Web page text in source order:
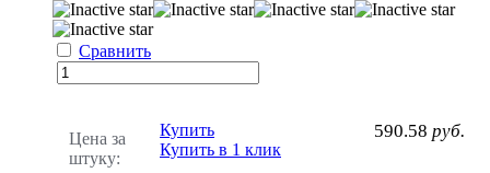
Сравнить
Цена за
штуку:
590.58 руб.
Купить
Купить в 1 клик